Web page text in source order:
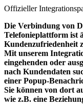
Offizieller
Die Verbindung von
Telefonieplattform ist
Kundenzufriedenheit
Mit unserem
eingehenden oder
nach Kundendaten
einer Popup-
Sie können von dort
wie z.B. eine